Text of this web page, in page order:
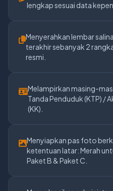
lengkap sesuai data
Menyerahkan lembar
terakhir sebanyak 2
resmi.
Melampirkan masing-
Tanda Penduduk (KTP) /
(KK).
Menyiapkan pas foto
ketentuan latar: Merah
Paket B & Paket C.